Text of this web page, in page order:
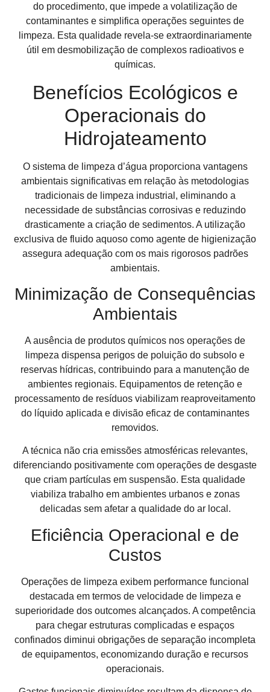
do procedimento, que impede a volatilização de
contaminantes e simplifica operações seguintes de
limpeza. Esta qualidade revela-se extraordinariamente
útil em desmobilização de complexos radioativos e
químicas.
Benefícios Ecológicos e
Operacionais do
Hidrojateamento
O sistema de limpeza d’água proporciona vantagens
ambientais significativas em relação às metodologias
tradicionais de limpeza industrial, eliminando a
necessidade de substâncias corrosivas e reduzindo
drasticamente a criação de sedimentos. A utilização
exclusiva de fluido aquoso como agente de higienização
assegura adequação com os mais rigorosos padrões
ambientais.
Minimização de Consequências
Ambientais
A ausência de produtos químicos nos operações de
limpeza dispensa perigos de poluição do subsolo e
reservas hídricas, contribuindo para a manutenção de
ambientes regionais. Equipamentos de retenção e
processamento de resíduos viabilizam reaproveitamento
do líquido aplicada e divisão eficaz de contaminantes
removidos.
A técnica não cria emissões atmosféricas relevantes,
diferenciando positivamente com operações de desgaste
que criam partículas em suspensão. Esta qualidade
viabiliza trabalho em ambientes urbanos e zonas
delicadas sem afetar a qualidade do ar local.
Eficiência Operacional e de
Custos
Operações de limpeza exibem performance funcional
destacada em termos de velocidade de limpeza e
superioridade dos outcomes alcançados. A competência
para chegar estruturas complicadas e espaços
confinados diminui obrigações de separação incompleta
de equipamentos, economizando duração e recursos
operacionais.